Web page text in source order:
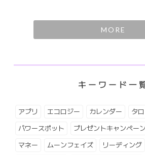
MORE
キーワード一
アプリ エコロジー カレンダー タ
パワースポット プレゼントキャンペーン
マネー ムーンフェイズ リーディング